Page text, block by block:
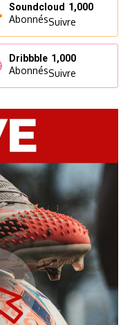
Soundcloud 1,000
AbonnésSuivre
Dribbble 1,000
AbonnésSuivre